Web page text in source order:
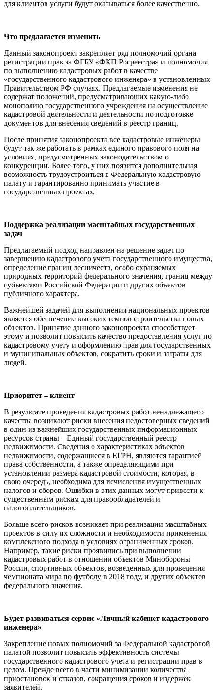
для клиентов услуги будут оказываться более качественно.
Что предлагается изменить
Данный законопроект закрепляет ряд полномочий органа
регистрации прав за ФГБУ «ФКП Росреестра» и полномочия
по выполнению кадастровых работ в качестве
«государственного кадастрового инженера» в установленных
Правительством РФ случаях. Предлагаемые изменения не
содержат положений, предусматривающих какую-либо
монополию государственного учреждения на осуществление
кадастровой деятельности и деятельности по подготовке
документов для внесения сведений в реестр границ.
После принятия законопроекта все кадастровые инженеры
будут так же работать в рамках единого правового поля на
условиях, предусмотренных законодательством о
конкуренции. Более того, у них появится дополнительная
возможность трудоустроиться в Федеральную кадастровую
палату и гарантированно принимать участие в
государственных проектах.
Поддержка реализации масштабных государственных
задач
Предлагаемый подход направлен на решение задач по
завершению кадастрового учета государственного имущества,
определение границ лесничеств, особо охраняемых
природных территорий федерального значения, границ между
субъектами Российской Федерации и других объектов
публичного характера.
Важнейшей задачей для выполнения национальных проектов
является обеспечение высоких темпов строительства новых
объектов. Принятие данного законопроекта способствует
этому и позволит повысить качество предоставления услуг по
кадастровому учету и оформлению прав для государственных
и муниципальных объектов, сократить сроки и затраты для
людей.
Приоритет – клиент
В результате проведения кадастровых работ ненадлежащего
качества возникают риски внесения недостоверных сведений
в один из важнейших государственных информационных
ресурсов страны – Единый государственный реестр
недвижимости. Сведения о характеристиках объектов
недвижимости, содержащиеся в ЕГРН, являются гарантией
права собственности, а также определяющими при
установлении размера кадастровой стоимости, которая, в
свою очередь, необходима для исчисления имущественных
налогов и сборов. Ошибки в этих данных могут привести к
существенным рискам для правообладателей и
налогоплательщиков.
Больше всего рисков возникает при реализации масштабных
проектов в силу их сложности и необходимости применения
комплексного подхода в условиях ограниченных сроков.
Например, такие риски проявились при выполнении
кадастровых работ в отношении объектов Минобороны
России, спортивных объектов, возведенных для проведения
чемпионата мира по футболу в 2018 году, и других объектов
федерального значения.
Будет развиваться сервис «Личный кабинет кадастрового
инженера»
Закрепление новых полномочий за Федеральной кадастровой
палатой позволит повысить эффективность системы
государственного кадастрового учета и регистрации прав в
целом. Прежде всего в части минимизации количества
приостановок и отказов, сокращения сроков и издержек
заявителей.